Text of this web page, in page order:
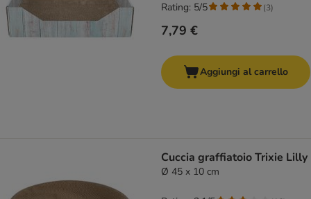
7,79 €
Rating: 5/5 (3)
Aggiungi al carrello
Cuccia graffiatoio Trixie Lilly
Ø 45 x 10 cm